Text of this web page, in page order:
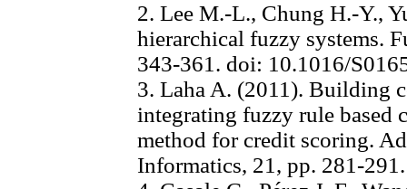
2. Lee M.-L., Chung H.-Y.,
hierarchical fuzzy systems.
343-361. doi: 10.1016/
3. Laha A. (2011). Building
integrating fuzzy rule based
method for credit scoring.
Informatics, 21, pp. 281-